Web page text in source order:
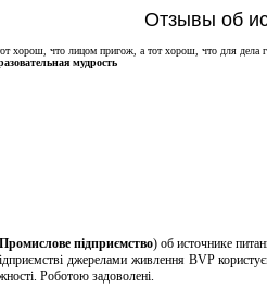
Отзывы об
хорош, что лицом пригож, а тот хорош, что для дела
мудрость
Промислове підприємство) об источнике
джерелами живлення BVP
Роботою задоволені.